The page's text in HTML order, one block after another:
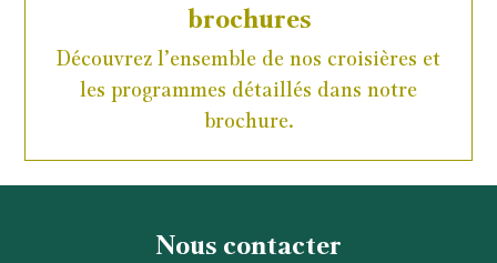
brochures
Découvrez l’ensemble de nos croisières et
les programmes détaillés dans notre
brochure.
Nous contacter